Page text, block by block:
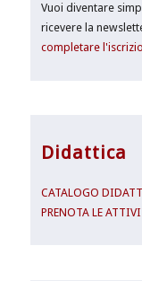
Vuoi diventare
ricevere la
completare
Didattica
CATALOGO
PRENOTA LE